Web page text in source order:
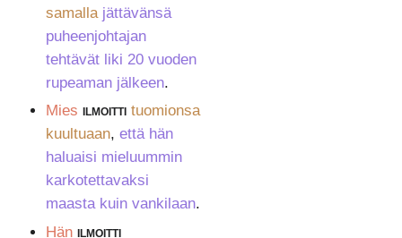
samalla jättävänsä
puheenjohtajan
tehtävät liki 20 vuoden
rupeaman jälkeen.
Mies ilmoitti tuomionsa
kuultuaan, että hän
haluaisi mieluummin
karkotettavaksi
maasta kuin vankilaan.
Hän ilmoitti